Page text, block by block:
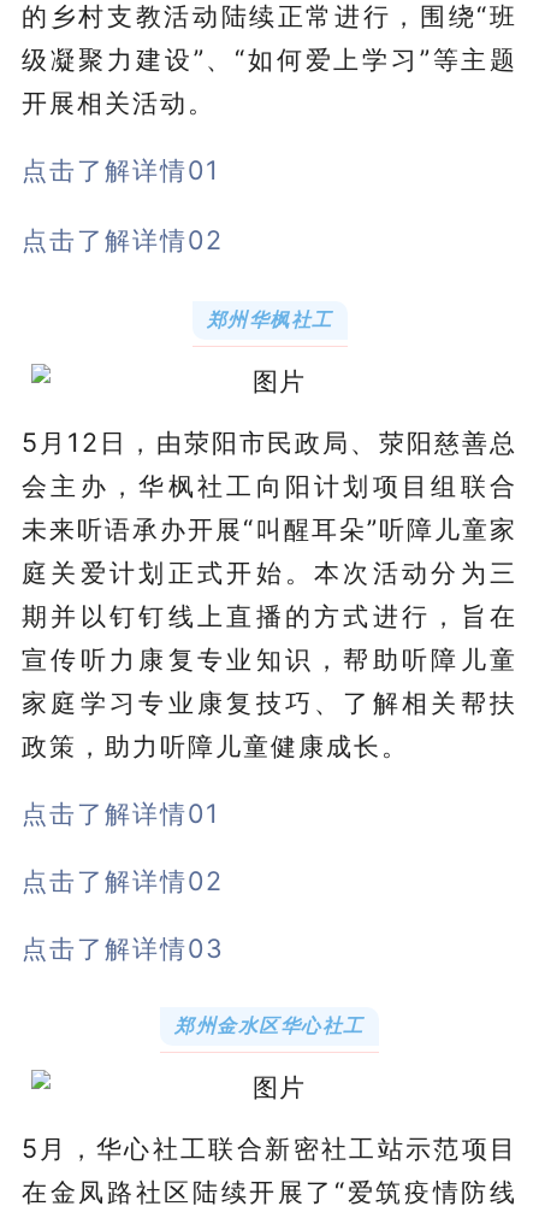
的乡村支教活动陆续正常进行，围绕“班
级凝聚力建设”、“如何爱上学习”等主题
开展相关活动。
点击了解详情01
点击了解详情02
郑州华枫社工
5月12日，由荥阳市民政局、荥阳慈善总
会主办，华枫社工向阳计划项目组联合
未来听语承办开展“叫醒耳朵”听障儿童家
庭关爱计划正式开始。本次活动分为三
期并以钉钉线上直播的方式进行，旨在
宣传听力康复专业知识，帮助听障儿童
家庭学习专业康复技巧、了解相关帮扶
政策，助力听障儿童健康成长。
点击了解详情01
点击了解详情02
点击了解详情03
郑州金水区华心社工
5月，华心社工联合新密社工站示范项目
在金凤路社区陆续开展了“爱筑疫情防线